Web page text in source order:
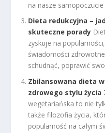
na nasze samopoczucie
Dieta redukcyjna –
skuteczne porady
zyskuje na
świadomości
schudnąć, poprawić
Zbilansowana dieta
zdrowego stylu życia
wegetariańska to nie
także filozofia życia,
popularność na całym